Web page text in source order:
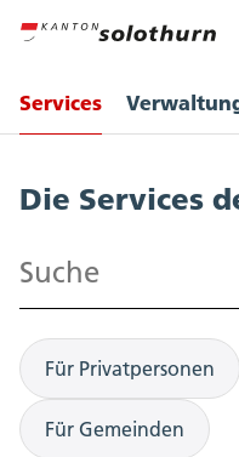
Services
Die Services
Suchen
Für Privatpersonen
Für Gemeinden